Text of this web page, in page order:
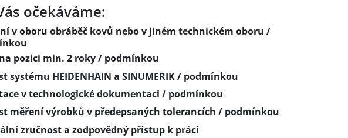
očekáváme:
v oboru obráběč kovů nebo v jiném technickém oboru /
pozici min. 2 roky / podmínkou
systému HEIDENHAIN a SINUMERIK / podmínkou
v technologické dokumentaci / podmínkou
měření výrobků v předepsaných tolerancích / podmínkou
zručnost a zodpovědný přístup k práci